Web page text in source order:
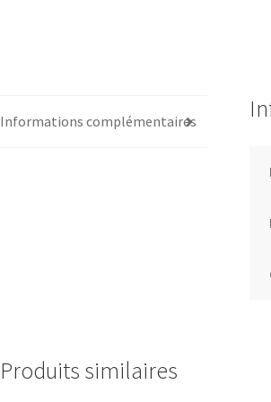
Informations complémentaires
Produits similaires